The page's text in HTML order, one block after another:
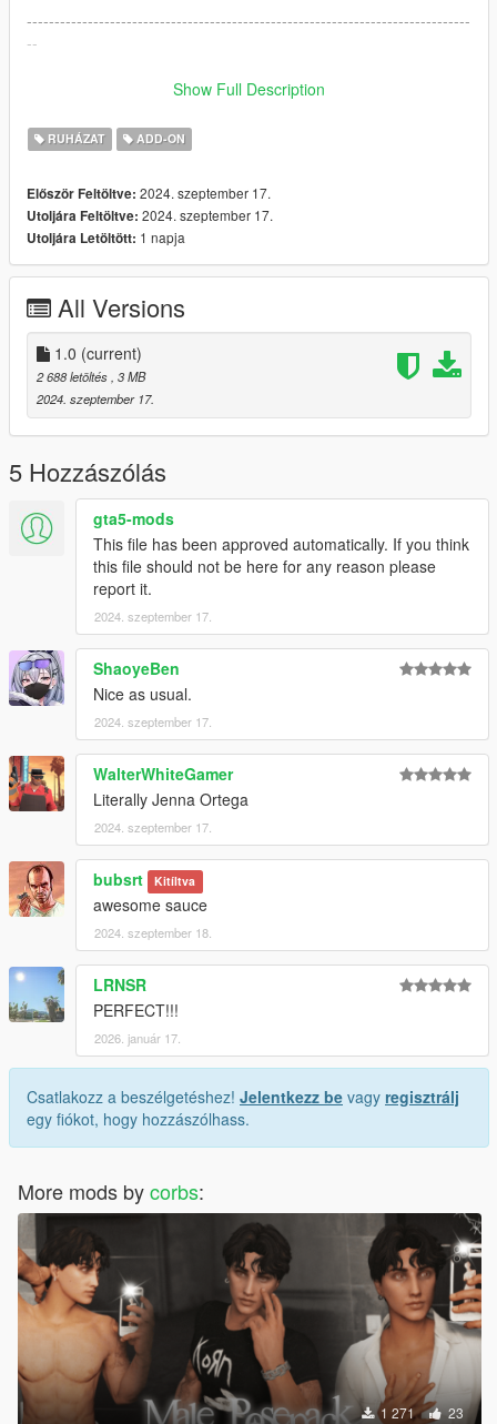
--------------------------------------------------------------------------------
--
This is the tutorial for replacing hairs and clothing (commonly
used):
characters-step-by-step-for-dummies-override-
method/1048980
This is the tutorial for adding clothing instead of replacing
clothes-and-ped-props-for-mp-freemode-models/458854
Credits to Simpliciaty ♥
Show Full Description
RUHÁZAT ADD-ON
Először Feltöltve: 2024. szeptember 17.
Utoljára Feltöltve: 2024. szeptember 17.
Utoljára Letöltött: 1 napja
All Versions
1.0 (current)
2 688 letöltés, 3 MB
2024. szeptember 17.
5 Hozzászólás
gta5-mods
This file has been approved automatically. If you think
this file should not be here for any reason please
report it.
2024. szeptember 17.
ShaoyeBen
Nice as usual.
2024. szeptember 17.
WalterWhiteGamer
Literally Jenna Ortega
2024. szeptember 17.
bubsrt Kitíltva
awesome sauce
2024. szeptember 18.
LRNSR
PERFECT!!!
2026. január 17.
Csatlakozz a beszélgetéshez! Jelentkezz be vagy regisztrálj
egy fiókot, hogy hozzászólhass.
More mods bycorbs:
1 271 23